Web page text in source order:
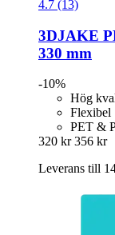
4.7 (13)
3DJAKE
330 mm
-10%
Hög
Flexibel
PET &
320 kr 356 kr
Leverans till